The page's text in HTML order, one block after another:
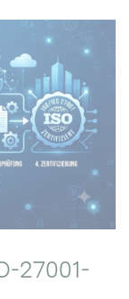
27001-